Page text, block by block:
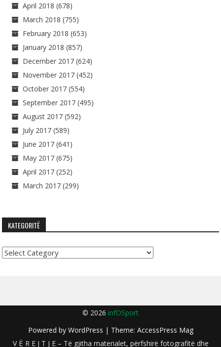
April 2018 (678)
March 2018 (755)
February 2018 (653)
January 2018 (857)
December 2017 (624)
November 2017 (452)
October 2017 (554)
September 2017 (495)
August 2017 (592)
July 2017 (589)
June 2017 (641)
May 2017 (675)
April 2017 (252)
March 2017 (299)
KATEGORITË
Kategoritë
© 2026 infOSport
Powered by WordPress | Theme: AccessPress Mag
V Ë R E J T J E – Të gjitha materialet, përfshirë fotografitë dhe